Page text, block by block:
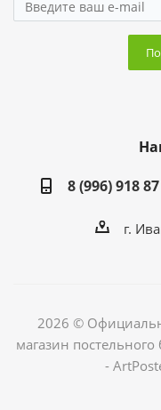
8 (996) 918
г.
2026 ©
магазин постельного
-